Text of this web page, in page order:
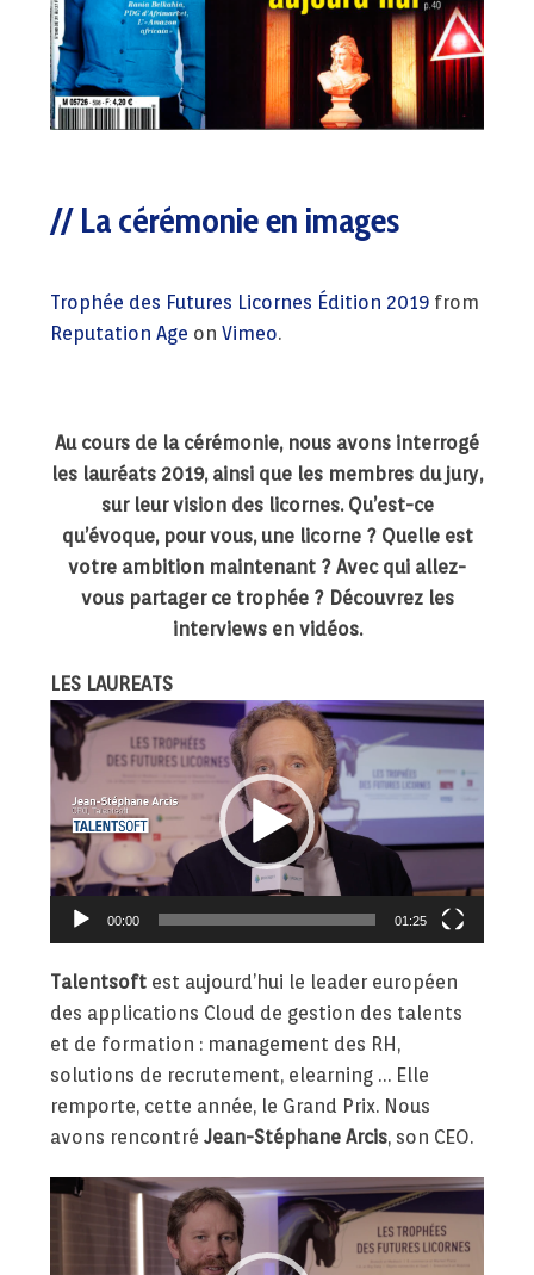
La cérémonie en images
Trophée des Futures Licornes Édition 2019 from
Reputation Age onVimeo.
Au cours de la cérémonie, nous avons interrogé
les lauréats 2019, ainsi que les membres du jury,
sur leur vision des licornes. Qu’est-ce
qu’évoque, pour vous, une licorne ? Quelle est
votre ambition maintenant ? Avec qui allez-
vous partager ce trophée ? Découvrez les
interviews en vidéos.
LES LAUREATS
Lecteur
vidéo
00:00 01:25
Talentsoft est aujourd’hui le leader européen
des applications Cloud de gestion des talents
et de formation : management des RH,
solutions de recrutement, elearning … Elle
remporte, cette année, le Grand Prix. Nous
avons rencontréJean-Stéphane Arcis, son CEO.
Lecteur